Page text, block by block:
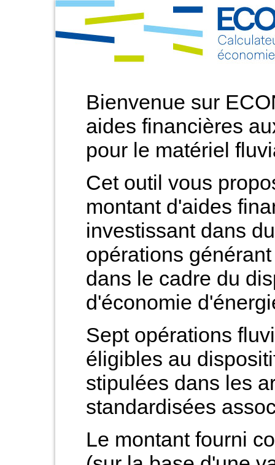
Bienvenue sur
aides financières
pour le matériel
Cet outil vous
montant d'aides
investissant dans
opérations
dans le cadre du
d'économie
Sept opérations
éligibles au
stipulées dans les
standardisées
Le montant fourni